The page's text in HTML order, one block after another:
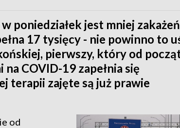
poniedziałek jest mniej
17 tysięcy - nie powinno to
pierwszy, który od
COVID-19 zapełnia się
terapii zajęte są już prawie
od